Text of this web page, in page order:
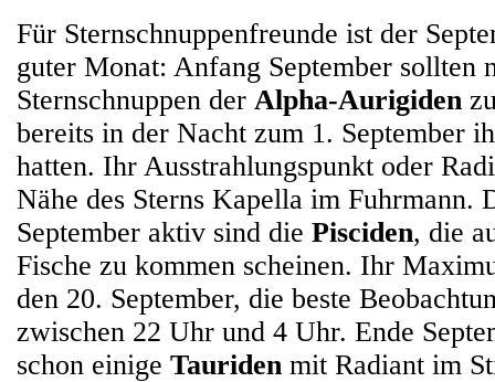
Für Sternschnuppenfreunde ist der
guter Monat: Anfang September sollten
Sternschnuppen der Alpha-Aurigiden
bereits in der Nacht zum 1. September
hatten. Ihr Ausstrahlungspunkt oder
Nähe des Sterns Kapella im Fuhrmann.
September aktiv sind die Pisciden, die
Fische zu kommen scheinen. Ihr
den 20. September, die beste
zwischen 22 Uhr und 4 Uhr. Ende
schon einige Tauriden mit Radiant im